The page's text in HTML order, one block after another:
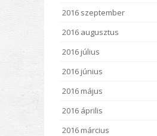
2016 szeptember
2016 augusztus
2016 július
2016 június
2016 május
2016 április
2016 március